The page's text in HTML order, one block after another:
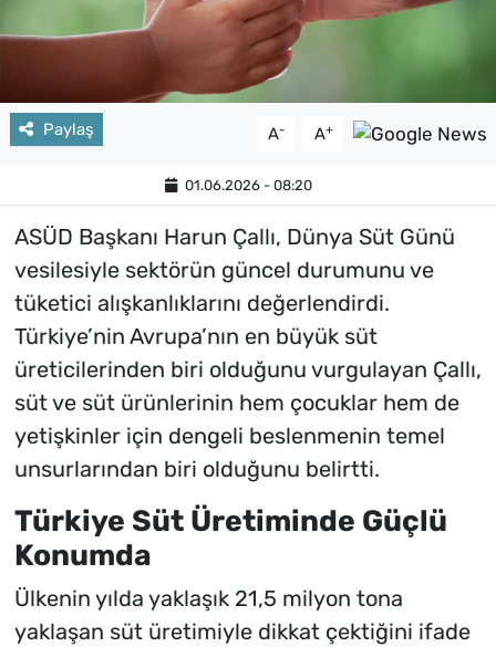
Paylaş A- A+
01.06.2026 - 08:20
ASÜD Başkanı Harun Çallı, Dünya Süt Günü
vesilesiyle sektörün güncel durumunu ve
tüketici alışkanlıklarını değerlendirdi.
Türkiye’nin Avrupa’nın en büyük süt
üreticilerinden biri olduğunu vurgulayan Çallı,
süt ve süt ürünlerinin hem çocuklar hem de
yetişkinler için dengeli beslenmenin temel
unsurlarından biri olduğunu belirtti.
Türkiye Süt Üretiminde Güçlü
Konumda
Ülkenin yılda yaklaşık 21,5 milyon tona
yaklaşan süt üretimiyle dikkat çektiğini ifade